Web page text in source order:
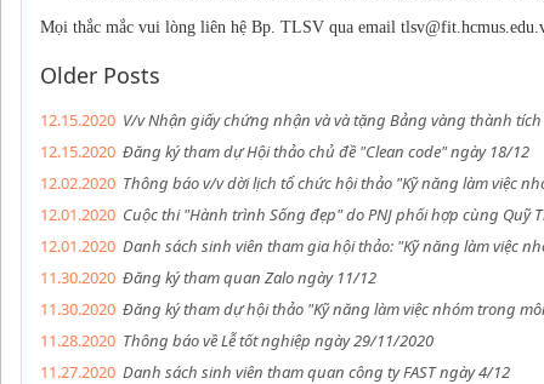
Mọi thắc mắc vui lòng liên hệ Bp. TLSV qua email
Older Posts
12.15.2020 V/v Nhận giấy chứng nhận và và tặng Bảng vàng thành tích
12.15.2020 Đăng ký tham dự Hội thảo chủ đề "Clean code" ngày 18/12
12.02.2020 Thông báo v/v dời lịch tổ chức hội thảo "Kỹ năng làm việc
12.01.2020 Cuộc thi "Hành trình Sống đẹp" do PNJ phối hợp cùng Quỹ
12.01.2020 Danh sách sinh viên tham gia hội thảo: "Kỹ năng làm việc
11.30.2020 Đăng ký tham quan Zalo ngày 11/12
11.30.2020 Đăng ký tham dự hội thảo "Kỹ năng làm việc nhóm trong
11.28.2020 Thông báo về Lễ tốt nghiệp ngày 29/11/2020
11.27.2020 Danh sách sinh viên tham quan công ty FAST ngày 4/12